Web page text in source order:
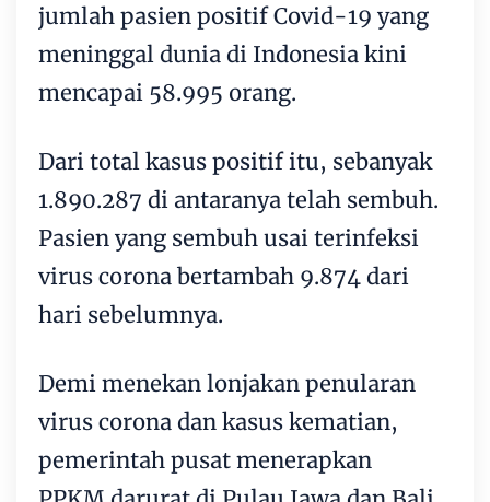
jumlah pasien positif Covid-19 yang
meninggal dunia di Indonesia kini
mencapai 58.995 orang.
Dari total kasus positif itu, sebanyak
1.890.287 di antaranya telah sembuh.
Pasien yang sembuh usai terinfeksi
virus corona bertambah 9.874 dari
hari sebelumnya.
Demi menekan lonjakan penularan
virus corona dan kasus kematian,
pemerintah pusat menerapkan